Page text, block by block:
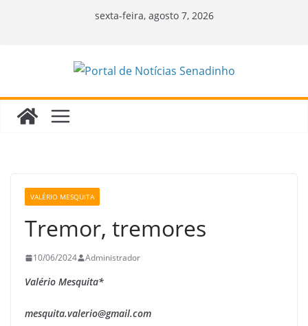
sexta-feira, agosto 7, 2026
VALÉRIO MESQUITA
Tremor, tremores
10/06/2024 Administrador
Valério Mesquita*
mesquita.valerio@gmail.com